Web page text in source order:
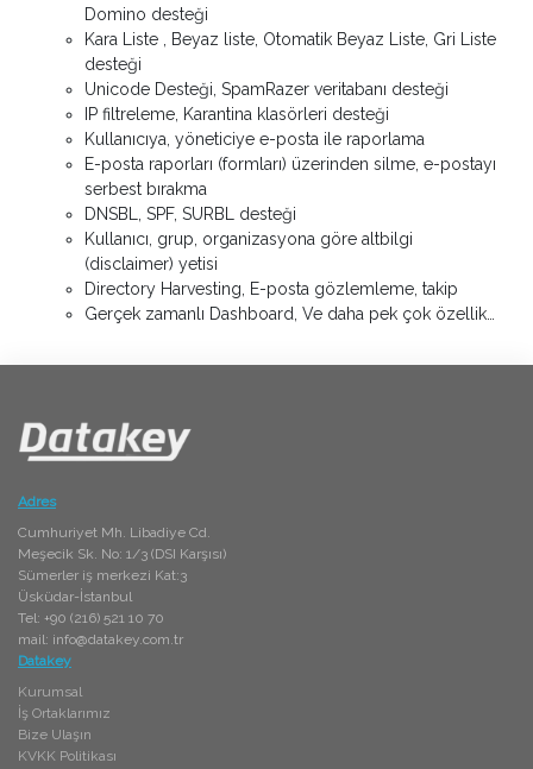
Domino desteği
Kara Liste , Beyaz liste, Otomatik Beyaz Liste, Gri Liste
desteği
Unicode Desteği, SpamRazer veritabanı desteği
IP filtreleme, Karantina klasörleri desteği
Kullanıcıya, yöneticiye e-posta ile raporlama
E-posta raporları (formları) üzerinden silme, e-postayı
serbest bırakma
DNSBL, SPF, SURBL desteği
Kullanıcı, grup, organizasyona göre altbilgi
(disclaimer) yetisi
Directory Harvesting, E-posta gözlemleme, takip
Gerçek zamanlı Dashboard, Ve daha pek çok özellik…
Adres
Cumhuriyet Mh. Libadiye Cd.
Meşecik Sk. No: 1/3 (DSI Karşısı)
Sümerler iş merkezi Kat:3
Üsküdar-İstanbul
Tel: +90 (216) 521 10 70
mail: info@datakey.com.tr
Datakey
Kurumsal
İş Ortaklarımız
Bize Ulaşın
KVKK Politikası